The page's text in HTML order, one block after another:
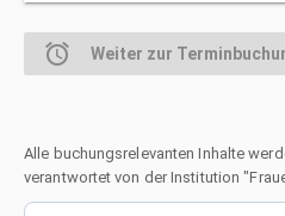
alarm Weiter zur
Alle buchungsrelevanten Inhalte
verantwortet von der Institution